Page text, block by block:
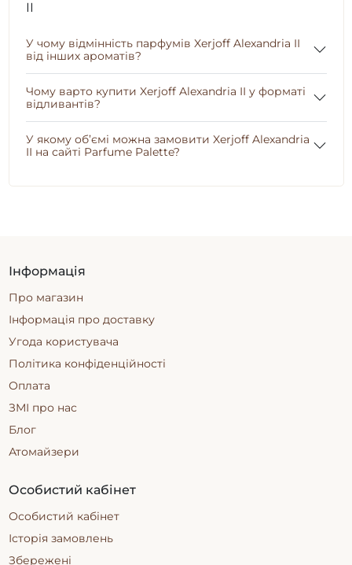
II
У чому відмінність парфумів Xerjoff Alexandria II
від інших ароматів?
Чому варто купити Xerjoff Alexandria II у форматі
відливантів?
У якому об’ємі можна замовити Xerjoff Alexandria
II на сайті Parfume Palette?
Інформація
Про магазин
Інформація про доставку
Угода користувача
Політика конфіденційності
Оплата
ЗМІ про нас
Блог
Атомайзери
Особистий кабінет
Особистий кабінет
Історія замовлень
Збережені